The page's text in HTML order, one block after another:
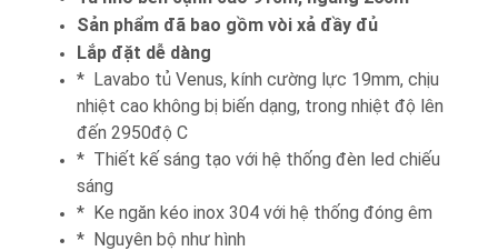
Sản phẩm đã bao gồm vòi xả đầy đủ
Lắp đặt dễ dàng
* Lavabo tủ Venus, kính cường lực 19mm, chịu
nhiệt cao không bị biến dạng, trong nhiệt độ lên
đến 2950độ C
* Thiết kế sáng tạo với hệ thống đèn led chiếu
sáng
* Ke ngăn kéo inox 304 với hệ thống đóng êm
* Nguyên bộ như hình